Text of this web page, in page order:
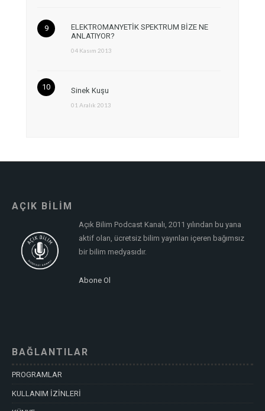
ELEKTROMANYETİK SPEKTRUM BİZE NE
ANLATIYOR?
04 Kasım 2013
Sinek Kuşu
01 Aralık 2013
AÇIK BİLİM
Açık Bilim Podcast Kanalı, 2011 yılından bu yana
aktif olan, ücretsiz bilim yayınları içeren bağımsız
bir bilim medyasıdır.
Abone Ol
BAĞLANTILAR
PROGRAMLAR
KULLANIM İZİNLERİ